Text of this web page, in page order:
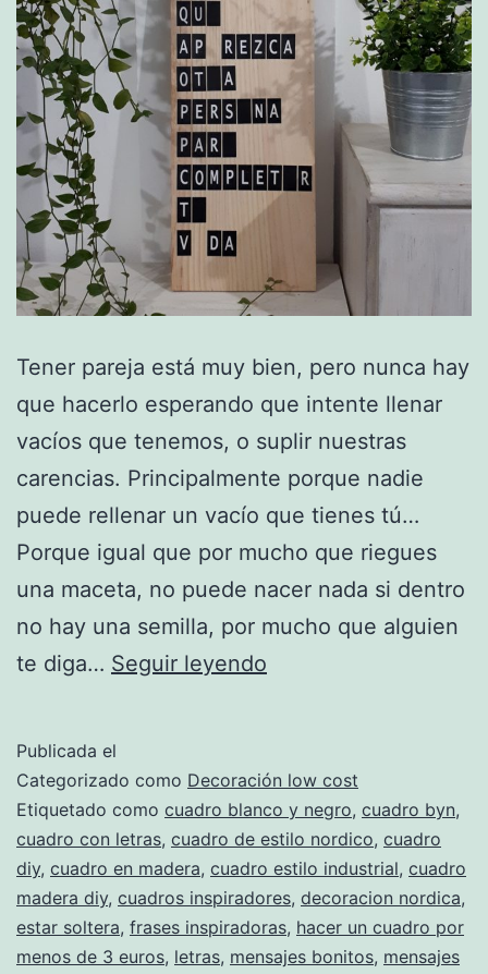
Tener pareja está muy bien, pero nunca hay
que hacerlo esperando que intente llenar
vacíos que tenemos, o suplir nuestras
carencias. Principalmente porque nadie
puede rellenar un vacío que tienes tú…
Porque igual que por mucho que riegues
una maceta, no puede nacer nada si dentro
no hay una semilla, por mucho que alguien
te diga… Seguir leyendo
aparezca
otra
persona
para
completar
tu
Publicada el
Categorizado como Decoración low cost
Etiquetado como cuadro blanco y negro, cuadro byn,
cuadro con letras, cuadro de estilo nordico, cuadro
diy, cuadro en madera, cuadro estilo industrial, cuadro
madera diy, cuadros inspiradores, decoracion nordica,
estar soltera, frases inspiradoras, hacer un cuadro por
menos de 3 euros, letras, mensajes bonitos, mensajes